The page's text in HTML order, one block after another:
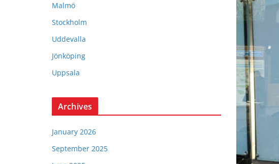
Malmö
Stockholm
Uddevalla
Jönköping
Uppsala
Archives
January 2026
September 2025